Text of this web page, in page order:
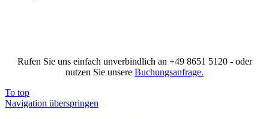
Rufen Sie uns einfach unverbindlich an +49 8651 5120- oder
nutzen Sie unsere Buchungsanfrage.
To top
Navigation überspringen